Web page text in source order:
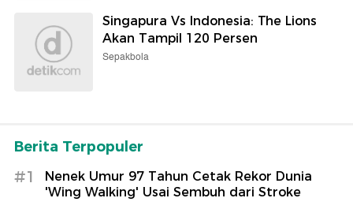
Singapura Vs Indonesia: The Lions
Akan Tampil 120 Persen
Sepakbola
Berita Terpopuler
#1
Nenek Umur 97 Tahun Cetak Rekor Dunia
'Wing Walking' Usai Sembuh dari Stroke